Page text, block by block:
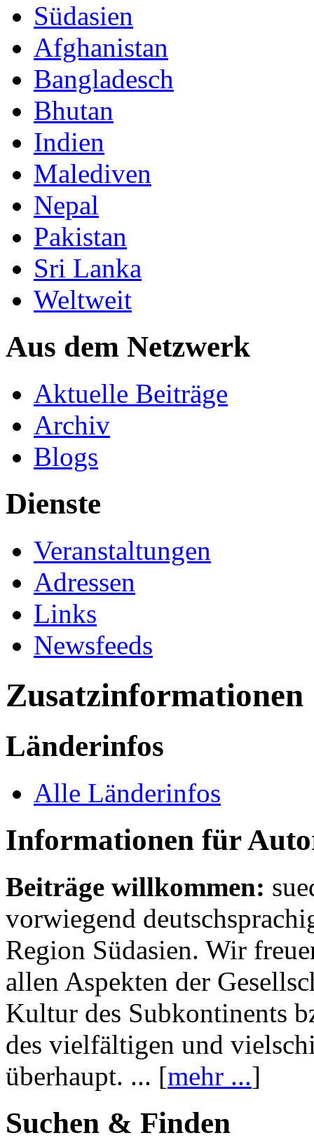
Südasien
Afghanistan
Bangladesch
Bhutan
Indien
Malediven
Nepal
Pakistan
Sri Lanka
Weltweit
Aus dem Netzwerk
Aktuelle Beiträge
Archiv
Blogs
Dienste
Veranstaltungen
Adressen
Links
Newsfeeds
Zusatzinformationen
Länderinfos
Alle Länderinfos
Informationen für
Beiträge willkommen:
vorwiegend
Region Südasien. Wir
allen Aspekten der
Kultur des Subkontinents
des vielfältigen und
überhaupt. ... [mehr ...]
Suchen & Finden